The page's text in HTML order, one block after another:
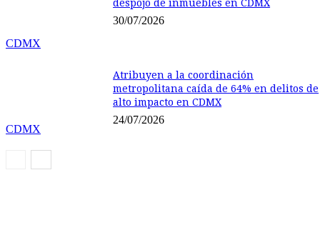
CDMX
despojo de inmuebles en CDMX
30/07/2026
CDMX
Atribuyen a la coordinación
metropolitana caída de 64% en delitos de
alto impacto en CDMX
24/07/2026